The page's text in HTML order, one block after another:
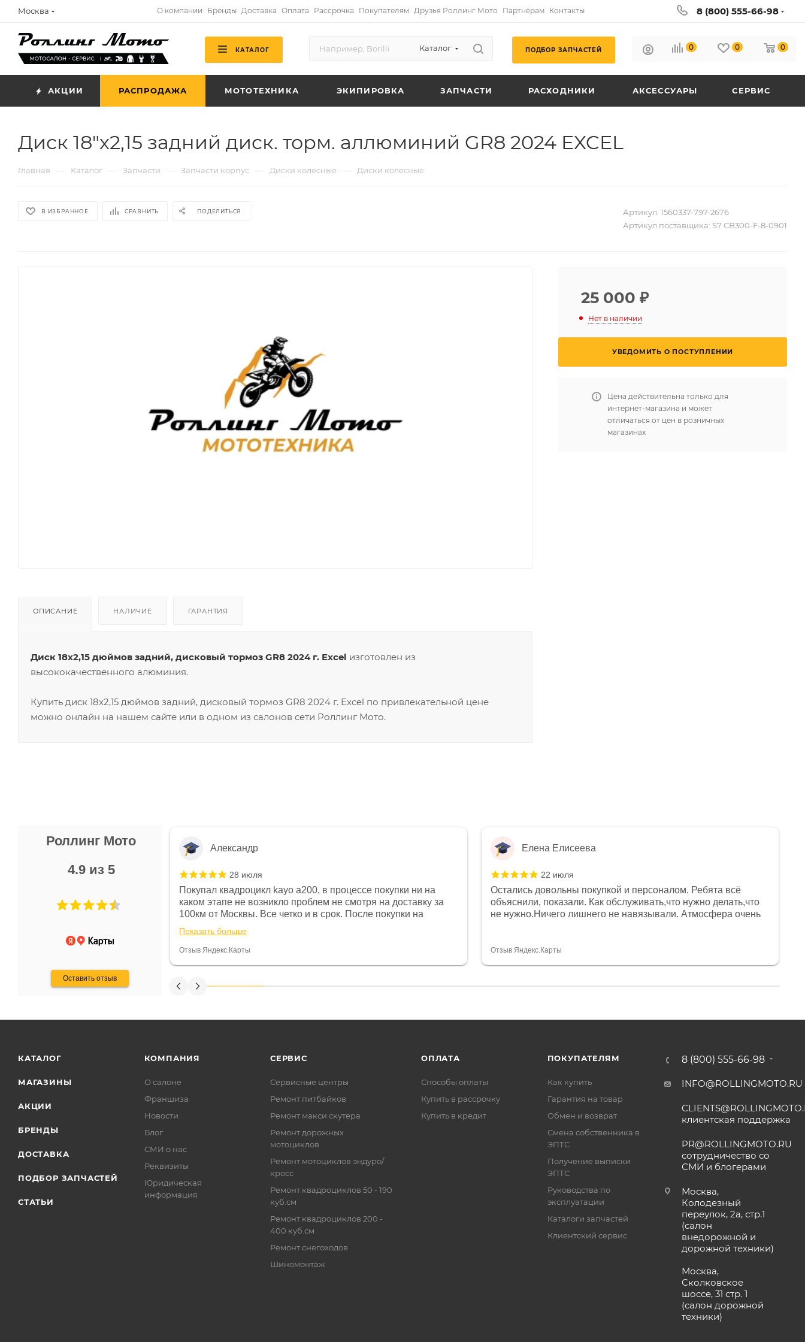
Москва О компании Бренды Доставка Оплата Рассрочка Покупателям Друзья Роллинг Мото Партнёрам Контакты 8 (800) 555-66-98
КАТАЛОГ Каталог ПОДБОР ЗАПЧАСТЕЙ 0 0 0
АКЦИИ РАСПРОДАЖА МОТОТЕХНИКА ЭКИПИРОВКА ЗАПЧАСТИ РАСХОДНИКИ АКСЕССУАРЫ СЕРВИС
Диск 18"х2,15 задний диск. торм. аллюминий GR8 2024 EXCEL
Главная — Каталог — Запчасти — Запчасти корпус — Диски колесные — Диски колесные
В ИЗБРАННОЕ СРАВНИТЬ ПОДЕЛИТЬСЯ Артикул: 1560337-797-2676
Артикул поставщика: S7 CB300-F-8-0901
ОПИСАНИЕ НАЛИЧИЕ ГАРАНТИЯ
Диск 18х2,15 дюймов задний, дисковый тормоз GR8 2024 г. Excel изготовлен из
высококачественного алюминия.
Купить диск 18х2,15 дюймов задний, дисковый тормоз GR8 2024 г. Excel по привлекательной цене
можно онлайн на нашем сайте или в одном из салонов сети Роллинг Мото.
25 000 ₽
Нет в наличии
УВЕДОМИТЬ О ПОСТУПЛЕНИИ
Цена действительна только для
интернет-магазина и может
отличаться от цен в розничных
магазинах
Роллинг Мото
4.9 из 5
Оставить отзыв
Не понравились условия
и дают только на год)
Александр
28 июля
Покупал квадроцикл kayo a200, в процессе покупки ни на
каком этапе не возникло проблем не смотря на доставку за
100км от Москвы. Все четко и в срок. После покупки на
спидометре всегда был 0, при этом представители магазина
постоянно были на связи и в итоге проблема была решена.
Считаю, что это говорит о небезразличии к клиенту после
Показать больше
Отзыв Яндекс.Карты
Елена Елисеева
22 июля
Остались довольны покупкой и персоналом. Ребята всё
объяснили, показали. Как обслуживать,что нужно делать,что
не нужно.Ничего лишнего не навязывали. Атмосфера очень
огромное спасибо Дмитрию, за клиентоориентированность и
Отзыв Яндекс.Карты
КАТАЛОГ
МАГАЗИНЫ
АКЦИИ
БРЕНДЫ
ДОСТАВКА
ПОДБОР ЗАПЧАСТЕЙ
СТАТЬИ
КОМПАНИЯ
О салоне
Франшиза
Новости
Блог
СМИ о нас
Реквизиты
Юридическая
информация
СЕРВИС
Сервисные центры
Ремонт питбайков
Ремонт макси скутера
Ремонт дорожных
мотоциклов
Ремонт мотоциклов эндуро/
кросс
Ремонт квадроциклов 50 - 190
куб.см
Ремонт квадроциклов 200 -
400 куб.см
Ремонт снегоходов
Шиномонтаж
ОПЛАТА
Способы оплаты
Купить в рассрочку
Купить в кредит
ПОКУПАТЕЛЯМ
Как купить
Гарантия на товар
Обмен и возврат
Смена собственника в
ЭПТС
Получение выписки
ЭПТС
Руководства по
эксплуатации
Каталоги запчастей
Клиентский сервис
8 (800) 555-66-98
INFO@ROLLINGMOTO.RU
клиентская поддержка
PR@ROLLINGMOTO.RU
сотрудничество со
СМИ и блогерами
Москва,
Колодезный
переулок, 2а, стр.1
(салон
внедорожной и
дорожной техники)
Москва,
Сколковское
шоссе, 31 стр. 1
(салон дорожной
техники)